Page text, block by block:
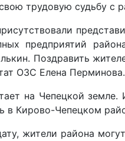
трудовую судьбу с
предприятий
Поздравить
ОЗС Елена Перминова.
на Чепецкой
в Кирово-Чепецком
жители района